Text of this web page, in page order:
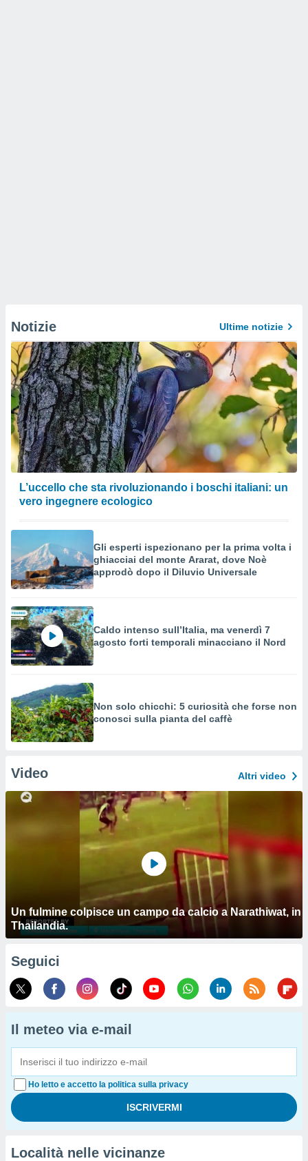
Notizie Ultime notizie
L’uccello che sta rivoluzionando i boschi italiani: un
vero ingegnere ecologico
Gli esperti ispezionano per la prima volta i
ghiacciai del monte Ararat, dove Noè
approdò dopo il Diluvio Universale
Caldo intenso sull’Italia, ma venerdì 7
agosto forti temporali minacciano il Nord
Non solo chicchi: 5 curiosità che forse non
conosci sulla pianta del caffè
Video Altri video
Un fulmine colpisce un campo da calcio a Narathiwat, in
Thailandia.
Seguici
Il meteo via e-mail
Ho letto e accetto la politica sulla privacy
Località nelle vicinanze